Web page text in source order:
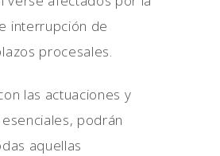
interrupción de
procesales.
las actuaciones y
podrán
aquellas